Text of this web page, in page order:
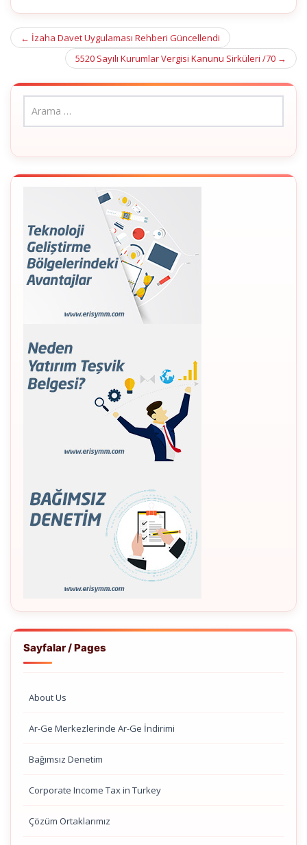
Post
navigation
← İzaha Davet Uygulaması Rehberi Güncellendi
5520 Sayılı Kurumlar Vergisi Kanunu Sirküleri /70 →
Sayfalar / Pages
About Us
Ar-Ge Merkezlerinde Ar-Ge İndirimi
Bağımsız Denetim
Corporate Income Tax in Turkey
Çözüm Ortaklarımız